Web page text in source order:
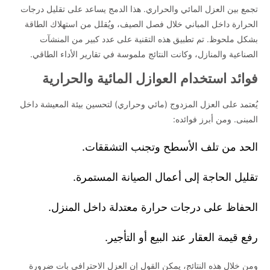
الأمد لأصحاب العقارات في الدمام، الخبر، القطيف والجبيل. تم تنفيذ
المشاريع وفق معايير فنية دقيقة وبإشراف متخصصين لضمان نتائج فعالة
تدوم طويلاً. ..
تجمع بين العزل المائي والحراري. هذا الدمج يساعد على تقليل درجات
الحرارة داخل المباني خلال فصل الصيف، ويُقلل من استهلاك الطاقة
بشكل ملحوظ. تم تطبيق هذه التقنية على عدد كبير من المنشآت
الصناعية والمنازل، وكانت النتائج ملموسة في تقارير الأداء الطاقي.
فوائد استخدام العوازل المائية والحرارية
يُعتمد على العزل المزدوج (مائي وحراري) لتحسين بيئة المعيشة داخل
المبنى. ومن أبرز فوائده:
الحد من تلف الأسطح وتجنب التشققات.
تقليل الحاجة إلى أعمال الصيانة المستمرة.
الحفاظ على درجات حرارة معتدلة داخل المنزل.
رفع قيمة العقار عند البيع أو التأجير.
ومن خلال هذه النتائج، يمكن القول إن العزل الاحترافي بات ضرورة